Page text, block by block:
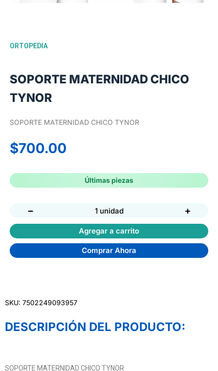
ORTOPEDIA
SOPORTE MATERNIDAD CHICO
TYNOR
SOPORTE MATERNIDAD CHICO TYNOR
$700.00
Últimas piezas
− 1 unidad +
Agregar a carrito
Comprar Ahora
SKU: 7502249093957
DESCRIPCIÓN DEL PRODUCTO:
SOPORTE MATERNIDAD CHICO TYNOR